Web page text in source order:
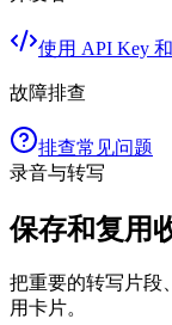
使用 API Key
故障排查
排查常见问题
录音与转写
保存和复用
把重要的转写片段
用卡片。